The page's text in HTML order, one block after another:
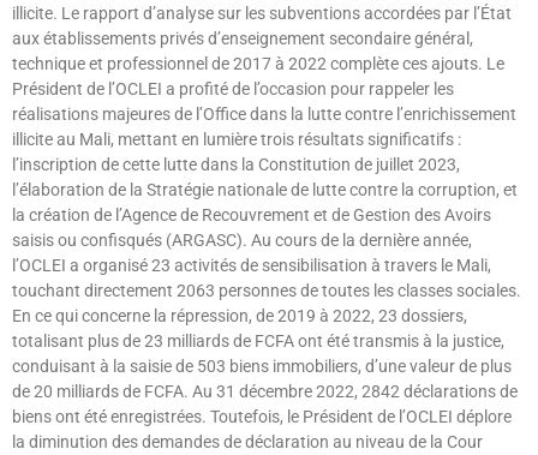
illicite. Le rapport d’analyse sur les subventions accordées par l’État
aux établissements privés d’enseignement secondaire général,
technique et professionnel de 2017 à 2022 complète ces ajouts. Le
Président de l’OCLEI a profité de l’occasion pour rappeler les
réalisations majeures de l’Office dans la lutte contre l’enrichissement
illicite au Mali, mettant en lumière trois résultats significatifs :
l’inscription de cette lutte dans la Constitution de juillet 2023,
l’élaboration de la Stratégie nationale de lutte contre la corruption, et
la création de l’Agence de Recouvrement et de Gestion des Avoirs
saisis ou confisqués (ARGASC). Au cours de la dernière année,
l’OCLEI a organisé 23 activités de sensibilisation à travers le Mali,
touchant directement 2063 personnes de toutes les classes sociales.
En ce qui concerne la répression, de 2019 à 2022, 23 dossiers,
totalisant plus de 23 milliards de FCFA ont été transmis à la justice,
conduisant à la saisie de 503 biens immobiliers, d’une valeur de plus
de 20 milliards de FCFA. Au 31 décembre 2022, 2842 déclarations de
biens ont été enregistrées. Toutefois, le Président de l’OCLEI déplore
la diminution des demandes de déclaration au niveau de la Cour